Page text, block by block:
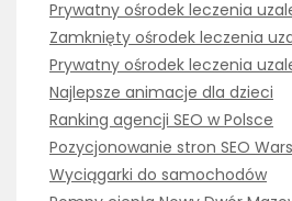
Prywatny ośrodek leczenia
Zamknięty ośrodek leczenia
Prywatny ośrodek leczenia
Najlepsze animacje dla dzieci
Ranking agencji SEO w Polsce
Pozycjonowanie stron SEO
Wyciągarki do samochodów